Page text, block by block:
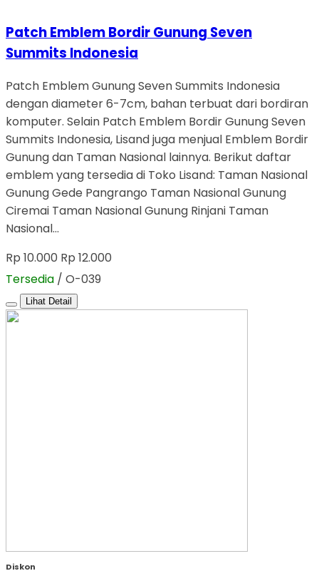
Patch Emblem Bordir Gunung Seven
Summits Indonesia
Patch Emblem Gunung Seven Summits Indonesia
dengan diameter 6-7cm, bahan terbuat dari bordiran
komputer. Selain Patch Emblem Bordir Gunung Seven
Summits Indonesia, Lisand juga menjual Emblem Bordir
Gunung dan Taman Nasional lainnya. Berikut daftar
emblem yang tersedia di Toko Lisand: Taman Nasional
Gunung Gede Pangrango Taman Nasional Gunung
Ciremai Taman Nasional Gunung Rinjani Taman
Nasional…
Rp 10.000 Rp 12.000
Tersedia / O-039
Lihat Detail
Diskon